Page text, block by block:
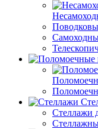
Стеллажи